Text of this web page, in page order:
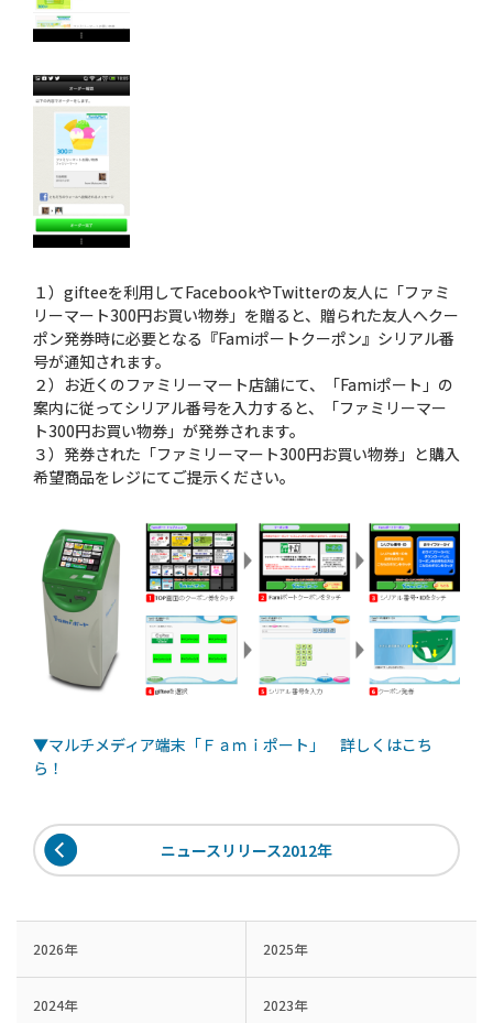
１）gifteeを利用してFacebookやTwitterの友人に「ファミ
リーマート300円お買い物券」を贈ると、贈られた友人へクー
ポン発券時に必要となる『Famiポートクーポン』シリアル番
号が通知されます。
２）お近くのファミリーマート店舗にて、「Famiポート」の
案内に従ってシリアル番号を入力すると、「ファミリーマー
ト300円お買い物券」が発券されます。
３）発券された「ファミリーマート300円お買い物券」と購入
希望商品をレジにてご提示ください。
▼マルチメディア端末「Ｆａｍｉポート」 詳しくはこち
ら！
ニュースリリース2012年
2026年 2025年
2024年 2023年